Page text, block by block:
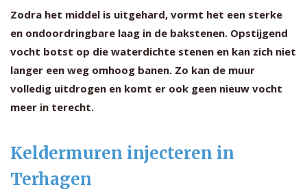
Zodra het middel is uitgehard, vormt het een sterke
en ondoordringbare laag in de bakstenen. Opstijgend
vocht botst op die waterdichte stenen en kan zich niet
langer een weg omhoog banen. Zo kan de muur
volledig uitdrogen en komt er ook geen nieuw vocht
meer in terecht.
Keldermuren injecteren in
Terhagen